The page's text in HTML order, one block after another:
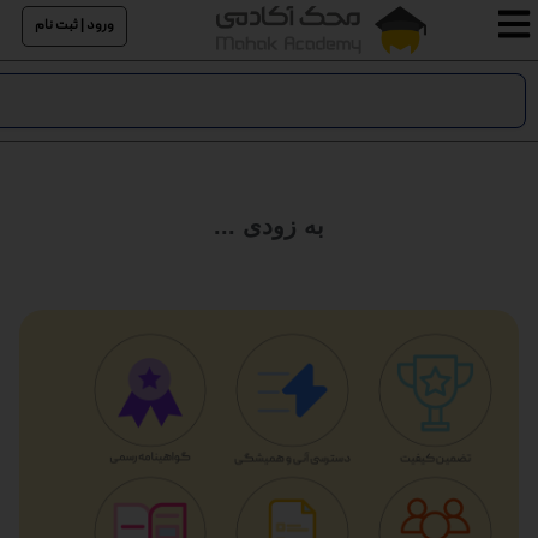
ورود | ثبت نام
به زودی ...